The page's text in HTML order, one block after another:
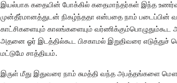
இயல்பாக கதையின் போக்கில் கதைமாந்தர்கள் இந்த
முன்தீர்மானத்துடன் நிகழ்ந்ததா என்பதை நாம்
காட்சிகளையும் காலங்களையும்
அதனை ஓர் இடத்தில்கூட பிசகாமல் இறுதிவரை
மட்டுமே சாத்தியம்.
இருள் மீது இதுவரை நாம் சுமத்தி வந்த அபத்தங்களை